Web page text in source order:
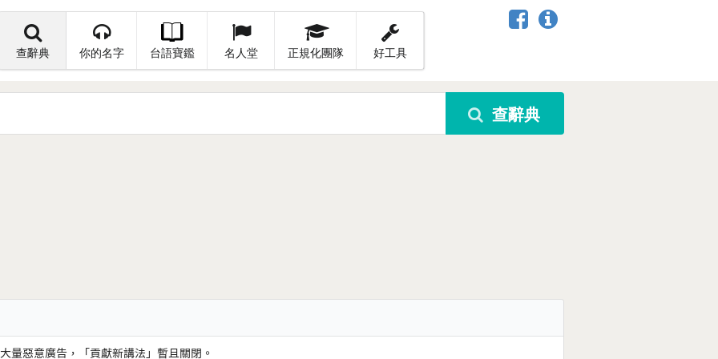
查辭典 你的名字 台語寶鑑 名人堂 正規化團隊 好工具
查辭典
量惡意廣告，「貢獻新講法」暫且關閉。